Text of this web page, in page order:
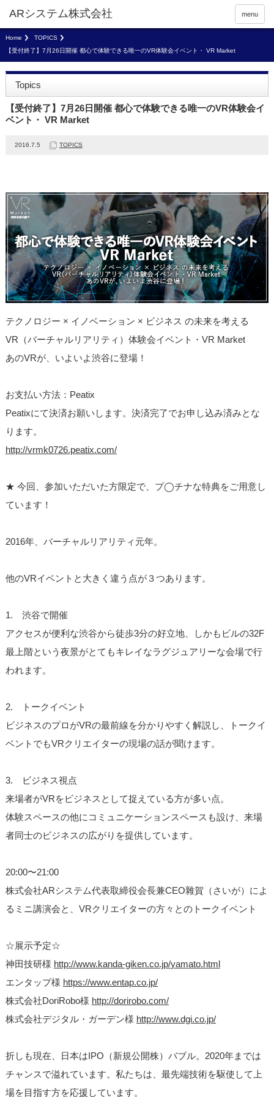
menu
Home
TOPICS
【受付終了】7月26日開催 都心で体験できる唯一のVR体験会イベント・ VR Market
Topics
【受付終了】7月26日開催 都心で体験できる唯一のVR体験会イ
ベント・ VR Market
2016.7.5 TOPICS
テクノロジー × イノベーション × ビジネス の未来を考える
VR（バーチャルリアリティ）体験会イベント・VR Market
あのVRが、いよいよ渋谷に登場！
お支払い方法：Peatix
Peatixにて決済お願いします。決済完了でお申し込み済みとな
ります。
http://vrmk0726.peatix.com/
★ 今回、参加いただいた方限定で、プ◯チナな特典をご用意し
ています！
2016年、バーチャルリアリティ元年。
他のVRイベントと大きく違う点が３つあります。
1. 渋谷で開催
アクセスが便利な渋谷から徒歩3分の好立地、しかもビルの32F
最上階という夜景がとてもキレイなラグジュアリ ーな会場で行
われます。
2. トークイベント
ビジネスのプロがVRの最前線を分かりやすく解説し、ト ークイ
ベントでもVRクリエイターの現場の話が聞けます。
3. ビジネス視点
来場者がVRをビジネスとして捉えている方が多い点。
体験スペースの他にコミュニケーションスペースも設け、 来場
者同士のビジネスの広がりを提供しています。
20:00〜21:00
株式会社ARシステム代表取締役会長兼CEO雜賀（さいが）によ
るミニ講演会と、VRクリエイターの方々とのト ークイベント
☆展示予定☆
神田技研様 http://www.kanda-giken.co.jp/yamato.html
エンタップ様 https://www.entap.co.jp/
株式会社DoriRobo様 http://dorirobo.com/
株式会社デジタル・ガーデン様 http://www.dgi.co.jp/
折しも現在、日本はIPO（新規公開株）バブル。2020年までは
チャンスで溢れています。私たちは、最先端技術を駆使して上
場を目指す方を応援しています。